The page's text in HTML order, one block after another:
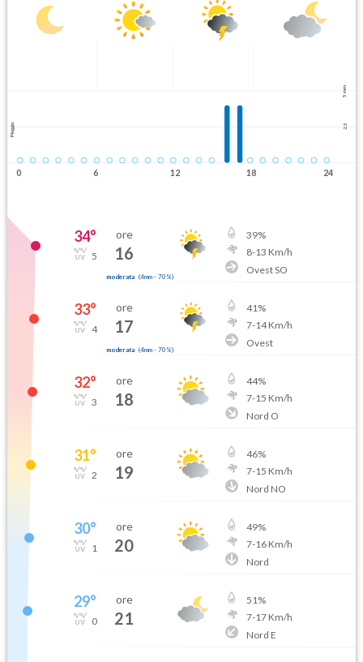
5 mm
2.5
Pioggia
0 6 12 18 24
34°
5
ore
16
moderata (4mm- 70 %)
39%
8-13 Km/h
Ovest SO
33°
4
ore
17
moderata (4mm- 70 %)
41%
7-14Km/h
Ovest
32°
3
ore
18
44%
7-15 Km/h
Nord O
31°
2
ore
19
46%
7-15 Km/h
Nord NO
30°
1
ore
20
49%
7-16Km/h
Nord
29°
0
ore
21
51%
7-17Km/h
Nord E